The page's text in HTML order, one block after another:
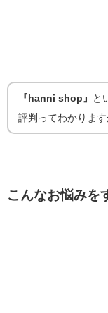
『hanni shop』
と
評判ってわかります
こんなお悩みを